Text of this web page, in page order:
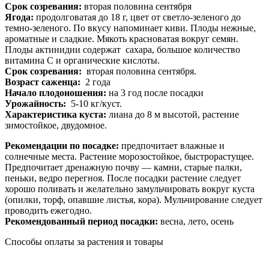
Срок созревания: вторая половина сентября
Ягода: продолговатая до 18 г, цвет от светло-зеленого до
темно-зеленого. По вкусу напоминает киви. Плоды нежные,
ароматные и сладкие. Мякоть красноватая вокруг семян.
Плоды актинидии содержат сахара, большое количество
витамина С и органические кислоты.
Срок созревания: вторая половина сентября.
Возраст саженца: 2 года
Начало плодоношения: на 3 год после посадки
Урожайность: 5-10 кг/куст.
Характеристика куста: лиана до 8 м высотой, растение
зимостойкое, двудомное.
Рекомендации по посадке: предпочитает влажные и
солнечные места. Растение морозостойкое, быстрорастущее.
Предпочитает дренажную почву — камни, старые палки,
пеньки, ведро перегноя. После посадки растение следует
хорошо поливать и желательно замульчировать вокруг куста
(опилки, торф, опавшие листья, кора). Мульчирование следует
проводить ежегодно.
Рекомендованный период посадки: весна, лето, осень
Способы оплаты за растения и товары